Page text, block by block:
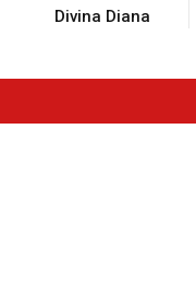
Divina Diana